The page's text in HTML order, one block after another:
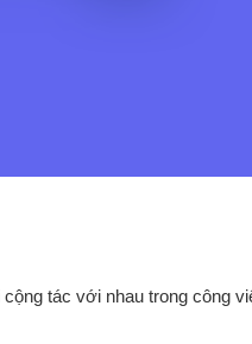
cộng tác với nhau trong công